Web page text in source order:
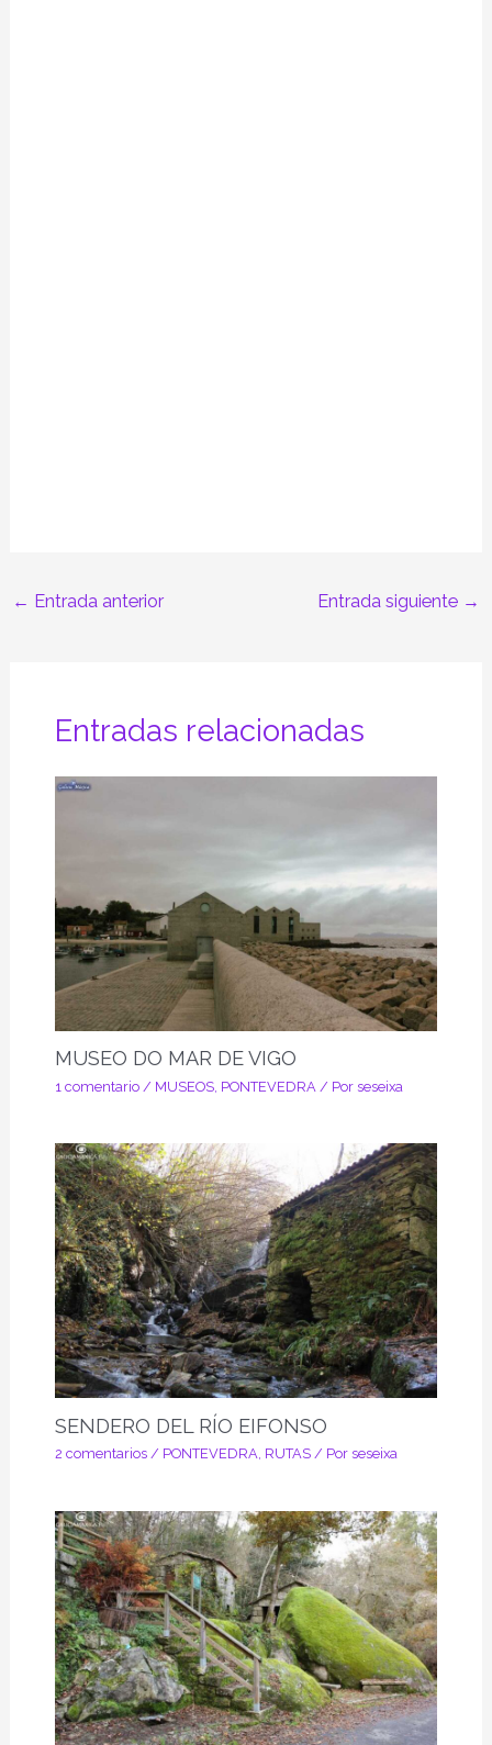
← Entrada anterior Entrada siguiente →
Entradas relacionadas
MUSEO DO MAR DE VIGO
1 comentario / MUSEOS, PONTEVEDRA / Por seseixa
SENDERO DEL RÍO EIFONSO
2 comentarios / PONTEVEDRA, RUTAS/ Por seseixa